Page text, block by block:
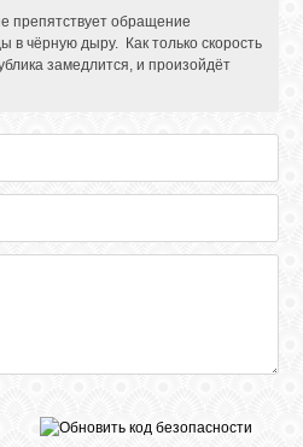
препятствует обращение
в чёрную дыру. Как только скорость
замедлится, и произойдёт